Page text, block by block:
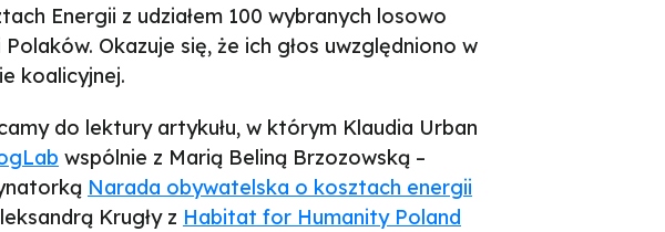
Energii z udziałem 100 wybranych losowo
Polaków. Okazuje się, że ich głos uwzględniono w
koalicyjnej.
do lektury artykułu, w którym Klaudia Urban
wspólnie z Marią Beliną Brzozowską –
Narada obywatelska o kosztach energii
Krugły z Habitat for Humanity Poland